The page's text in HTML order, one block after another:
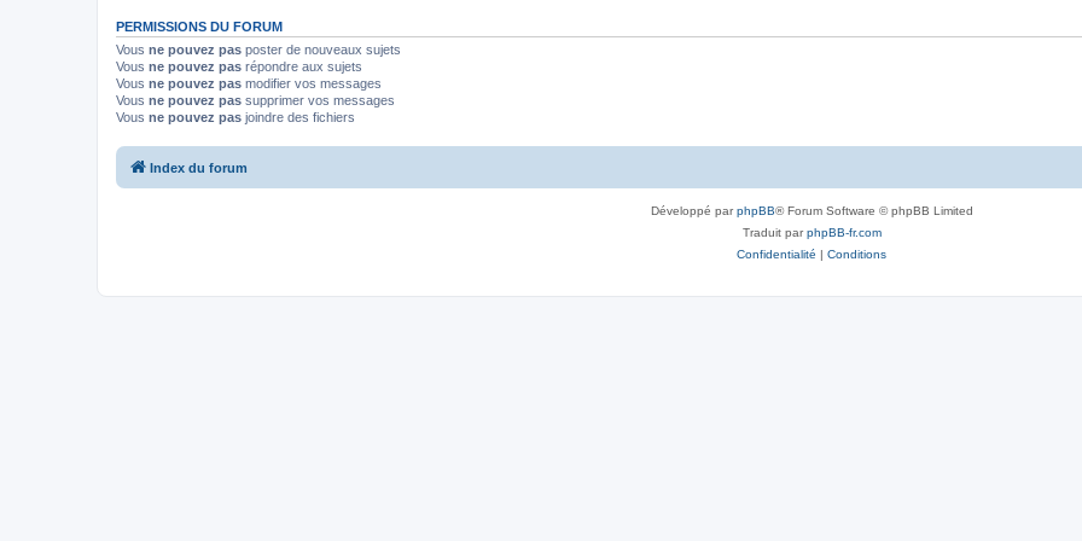
PERMISSIONS DU FORUM
Vous ne pouvez pas poster de nouveaux sujets
Vous ne pouvez pas répondre aux sujets
Vous ne pouvez pas modifier vos messages
Vous ne pouvez pas supprimer vos messages
Vous ne pouvez pas joindre des fichiers
Index du forum
Développé parphpBB® Forum Software © phpBB Limited
Traduit parphpBB-fr.com
Confidentialité | Conditions